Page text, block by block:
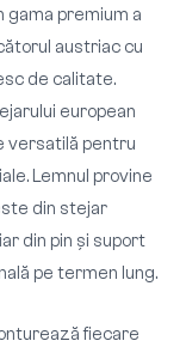
gama premium a
austriac cu
de calitate.
european
versatilă pentru
Lemnul provine
din stejar
din pin și suport
pe termen lung.
fiecare